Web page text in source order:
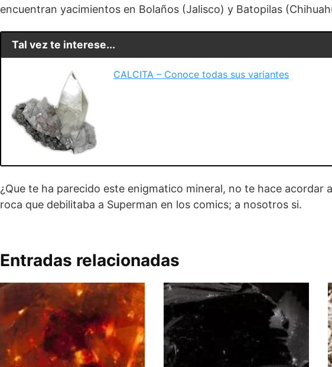
encuentran yacimientos en Bolaños (Jalisco) y Batopilas
Tal vez te interese...
CALCITA – Conoce todas sus variantes
¿Que te ha parecido este enigmatico mineral, no te hace acordar
roca que debilitaba a Superman en los comics; a nosotros si.
Entradas relacionadas